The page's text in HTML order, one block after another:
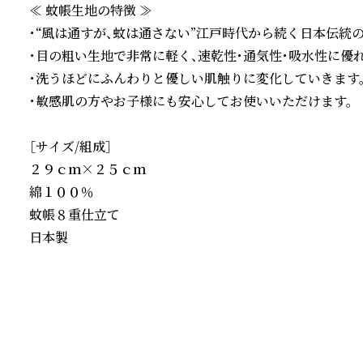
≪ 蚊帳生地の特徴 ≫
・“風は通すが、蚊は通さない”江戸時代から続く日本伝統
・目の粗い生地で非常に軽く、速乾性・通気性・吸水性に優
・洗うほどにふんわりと優しい肌触りに変化していきます
・敏感肌の方やお子様にも安心してお使いいただけます。
［サイズ/組成］
２９ｃｍ×２５ｃｍ
綿１００％
蚊帳８重仕立て
日本製